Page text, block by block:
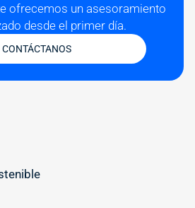
ofrecemos un asesoramiento
desde el primer día.
CONTÁCTANOS